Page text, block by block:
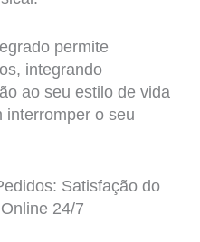
permite
integrando
ao seu estilo de vida
interromper o seu
Satisfação do
24/7